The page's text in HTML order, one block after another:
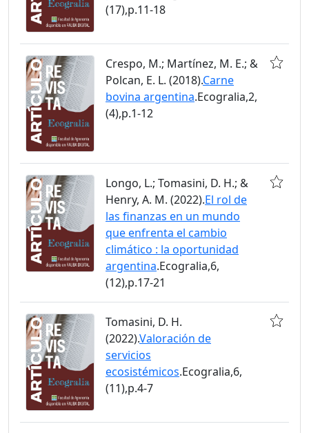
(17),p.11-18
Crespo, M.; Martínez, M. E.; &
Polcan, E. L. (2018).Carne
bovina argentina.Ecogralia,2,
(4),p.1-12
Longo, L.; Tomasini, D. H.; &
Henry, A. M. (2022).El rol de
las finanzas en un mundo
que enfrenta el cambio
climático : la oportunidad
argentina.Ecogralia,6,
(12),p.17-21
Tomasini, D. H.
(2022).Valoración de
servicios
ecosistémicos.Ecogralia,6,
(11),p.4-7